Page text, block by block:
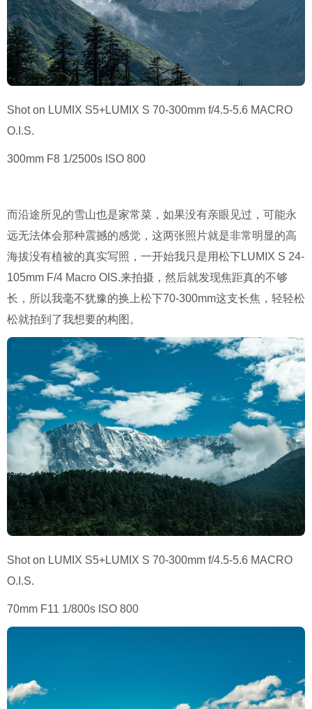
Shot on LUMIX S5+LUMIX S 70-300mm f/4.5-5.6 MACRO
O.I.S.
300mm F8 1/2500s ISO 800
而沿途所见的雪山也是家常菜，如果没有亲眼见过，可能永
远无法体会那种震撼的感觉，这两张照片就是非常明显的高
海拔没有植被的真实写照，一开始我只是用松下LUMIX S 24-
105mm F/4 Macro OIS.来拍摄，然后就发现焦距真的不够
长，所以我毫不犹豫的换上松下70-300mm这支长焦，轻轻松
松就拍到了我想要的构图。
Shot on LUMIX S5+LUMIX S 70-300mm f/4.5-5.6 MACRO
O.I.S.
70mm F11 1/800s ISO 800